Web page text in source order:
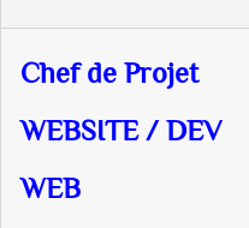
Chef de Projet
WEBSITE / DEV
WEB